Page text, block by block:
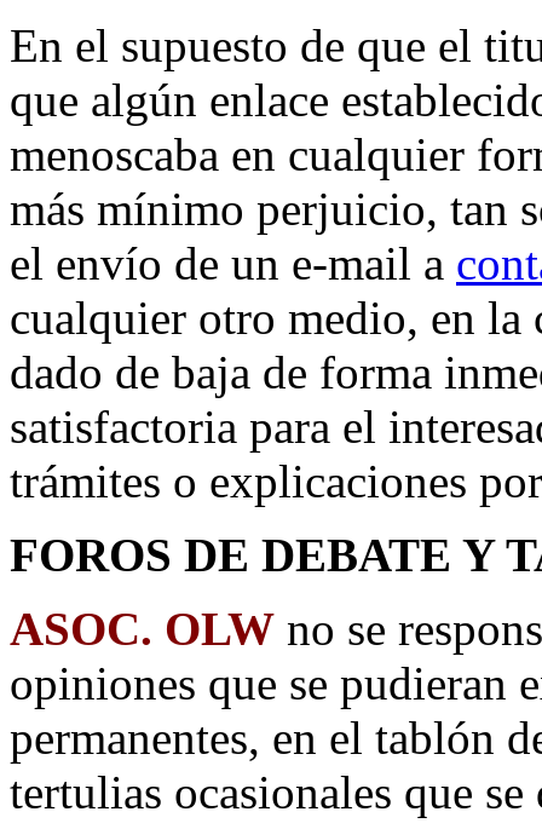
En el supuesto de que el
que algún enlace
menoscaba en cualquier
más mínimo perjuicio, tan
el envío de un e-mail a
cualquier otro medio, en la
dado de baja de forma
satisfactoria para el
trámites o explicaciones
FOROS DE DEBATE Y
ASOC. OLW no se
opiniones que se pudieran
permanentes, en el tablón
tertulias ocasionales que